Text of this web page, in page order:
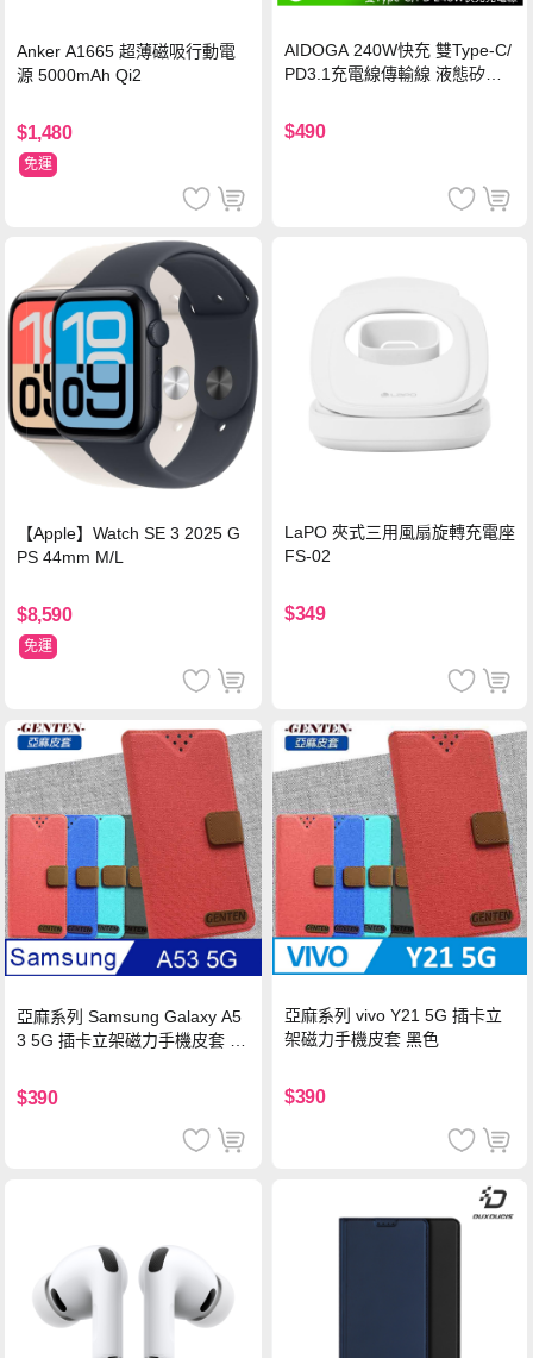
Anker A1665 超薄磁吸行動電
源 5000mAh Qi2
$1,480
免運
AIDOGA 240W快充 雙Type-C/
PD3.1充電線傳輸線 液態矽膠
機/平板/筆電
$490
【Apple】Watch SE 3 2025 G
PS 44mm M/L
$8,590
免運
LaPO 夾式三用風扇旋轉充電座
FS-02
$349
亞麻系列 Samsung Galaxy A5
3 5G 插卡立架磁力手機皮套 藍
$390
亞麻系列 vivo Y21 5G 插卡立
架磁力手機皮套 黑色
$390